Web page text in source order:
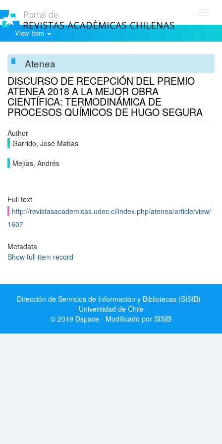
View Item
Atenea
DISCURSO DE RECEPCIÓN DEL PREMIO
ATENEA 2018 A LA MEJOR OBRA
CIENTÍFICA: TERMODINÁMICA DE
PROCESOS QUÍMICOS DE HUGO SEGURA
Author
Garrido, José Matías
Mejías, Andrés
Full text
http://revistasacademicas.udec.cl/index.php/atenea/article/view/
1607
Metadata
Show full item record
Dirección de Servicios de Información y Bibliotecas (SISIB) -
Universidad de Chile
© 2019 Dspace - Modificado por SISIB